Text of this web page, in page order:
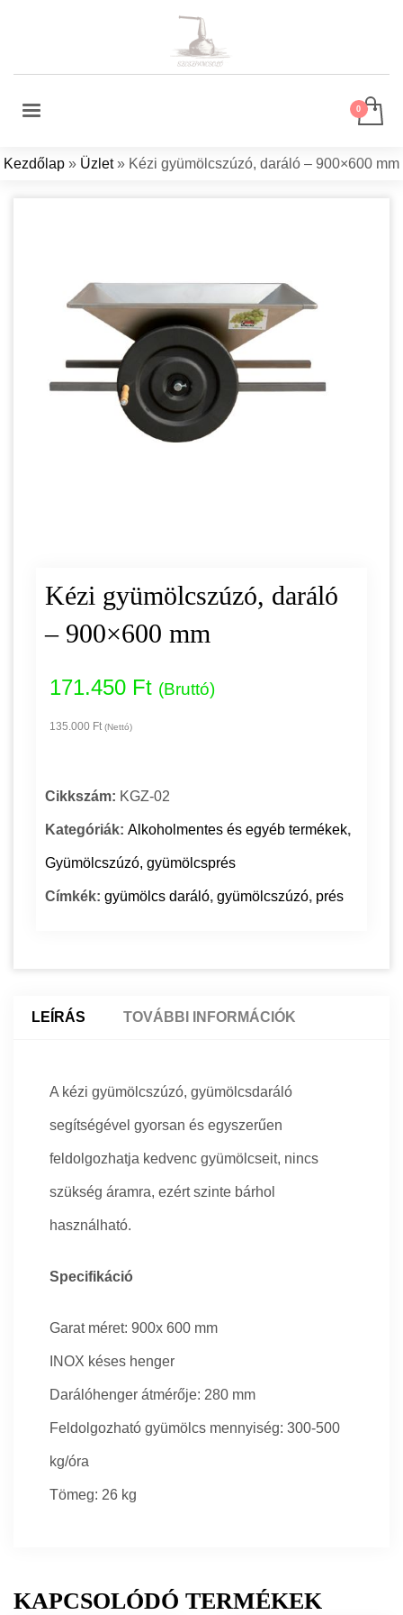
Kezdőlap » Üzlet» Kézi gyümölcszúzó, daráló – 900×600 mm
Kézi gyümölcszúzó, daráló
– 900×600 mm
171.450 Ft (Bruttó)
135.000 Ft(Nettó)
Cikkszám: KGZ-02
Kategóriák: Alkoholmentes és egyéb termékek,
Gyümölcszúzó, gyümölcsprés
Címkék: gyümölcs daráló, gyümölcszúzó, prés
LEÍRÁS TOVÁBBI INFORMÁCIÓK
A kézi gyümölcszúzó, gyümölcsdaráló
segítségével gyorsan és egyszerűen
feldolgozhatja kedvenc gyümölcseit, nincs
szükség áramra, ezért szinte bárhol
használható.
Specifikáció
Garat méret: 900x 600 mm
INOX késes henger
Darálóhenger átmérője: 280 mm
Feldolgozható gyümölcs mennyiség: 300-500
kg/óra
Tömeg: 26 kg
KAPCSOLÓDÓ TERMÉKEK